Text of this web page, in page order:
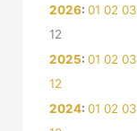
2026: 01 02 03
12
2025: 01 02 03
12
2024: 01 02 03